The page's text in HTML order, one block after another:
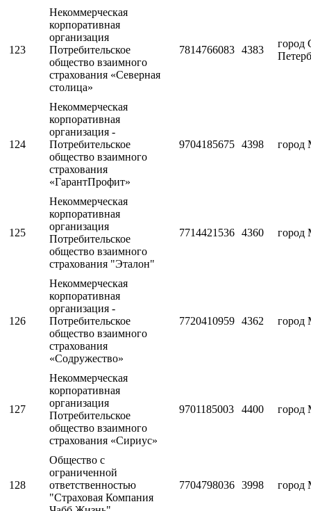
123
Некоммерческая
корпоративная
организация
Потребительское
общество взаимного
страхования «Северная
столица»
7814766083 4383
город
124
Некоммерческая
корпоративная
организация -
Потребительское
общество взаимного
страхования
«ГарантПрофит»
9704185675 4398 город
125
Некоммерческая
корпоративная
организация
Потребительское
общество взаимного
страхования "Эталон"
7714421536 4360 город
126
Некоммерческая
корпоративная
организация -
Потребительское
общество взаимного
страхования
«Содружество»
7720410959 4362 город
127
Некоммерческая
корпоративная
организация
Потребительское
общество взаимного
страхования «Сириус»
9701185003 4400 город
128
Общество с
ограниченной
ответственностью
"Страховая Компания
7704798036 3998 город